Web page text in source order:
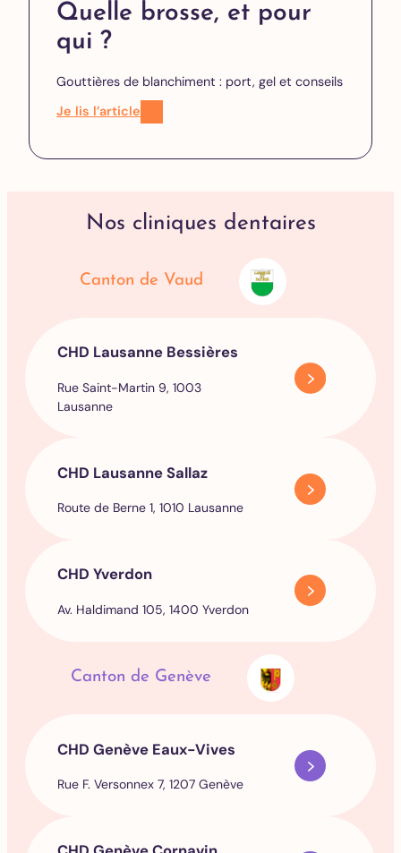
Quelle brosse, et pour
qui ?
Gouttières de blanchiment : port, gel et conseils
Je lis l’article
Nos cliniques dentaires
Canton de Vaud
CHD Lausanne Bessières
Rue Saint-Martin 9, 1003
Lausanne
CHD Lausanne Sallaz
Route de Berne 1, 1010 Lausanne
CHD Yverdon
Av. Haldimand 105, 1400 Yverdon
Canton de Genève
CHD Genève Eaux-Vives
Rue F. Versonnex 7, 1207 Genève